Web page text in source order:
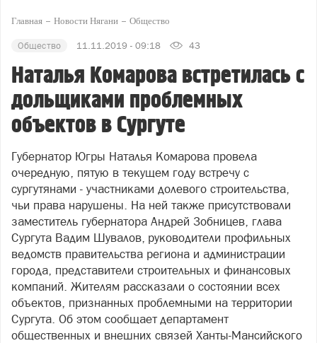
Главная Новости Нягани Общество
Общество 11.11.2019 - 09:18 43
Наталья Комарова встретилась с
дольщиками проблемных
объектов в Сургуте
Губернатор Югры Наталья Комарова провела
очередную, пятую в текущем году встречу с
сургутянами - участниками долевого строительства,
чьи права нарушены. На ней также присутствовали
заместитель губернатора Андрей Зобницев, глава
Сургута Вадим Шувалов, руководители профильных
ведомств правительства региона и администрации
города, представители строительных и финансовых
компаний. Жителям рассказали о состоянии всех
объектов, признанных проблемными на территории
Сургута. Об этом сообщает департамент
общественных и внешних связей Ханты-Мансийского